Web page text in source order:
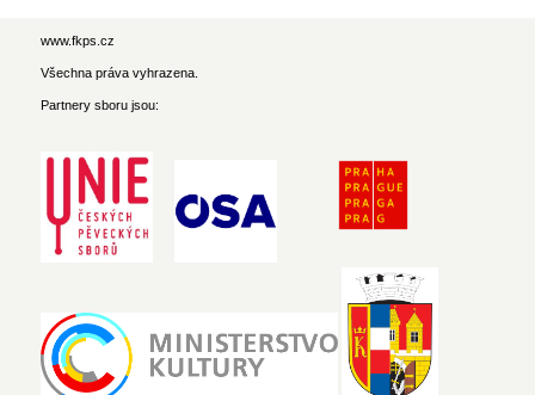
www.fkps.cz
Všechna práva vyhrazena.
Partnery sboru jsou: